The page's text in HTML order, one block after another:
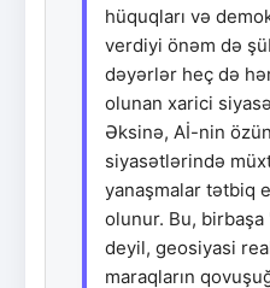
hüquqları və
verdiyi önəm də
dəyərlər heç də
olunan xarici
Əksinə, Aİ-nin
siyasətlərində
yanaşmalar tətbiq
olunur. Bu,
deyil, geosiyasi
maraqların